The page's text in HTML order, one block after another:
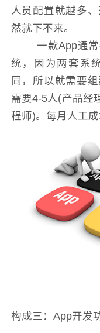
人员配置就越多
然就下不来。
一款App通常都
统，因为两套系
同，所以就需要
需要4-5人(产品经
程师)。每月人工成
构成三：App开发